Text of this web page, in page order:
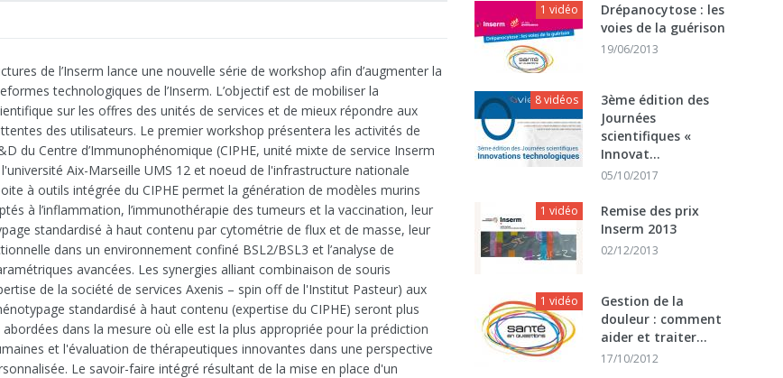
de l’Inserm lance une nouvelle série de workshop afin d’augmenter la
technologiques de l’Inserm. L’objectif est de mobiliser la
sur les offres des unités de services et de mieux répondre aux
des utilisateurs. Le premier workshop présentera les activités de
du Centre d’Immunophénomique (CIPHE, unité mixte de service Inserm
l'université Aix-Marseille UMS 12 et noeud de l'infrastructure nationale
à outils intégrée du CIPHE permet la génération de modèles murins
à l’inflammation, l’immunothérapie des tumeurs et la vaccination, leur
standardisé à haut contenu par cytométrie de flux et de masse, leur
dans un environnement confiné BSL2/BSL3 et l’analyse de
avancées. Les synergies alliant combinaison de souris
de la société de services Axenis – spin off de l'Institut Pasteur) aux
standardisé à haut contenu (expertise du CIPHE) seront plus
dans la mesure où elle est la plus appropriée pour la prédiction
et l'évaluation de thérapeutiques innovantes dans une perspective
Le savoir-faire intégré résultant de la mise en place d'un
1 vidéo
Drépanocytose : les
voies de la guérison
19/06/2013
8 vidéos
3ème édition des
Journées
scientifiques «
Innovat...
05/10/2017
1 vidéo
Remise des prix
Inserm 2013
02/12/2013
1 vidéo
Gestion de la
douleur : comment
aider et traiter...
17/10/2012